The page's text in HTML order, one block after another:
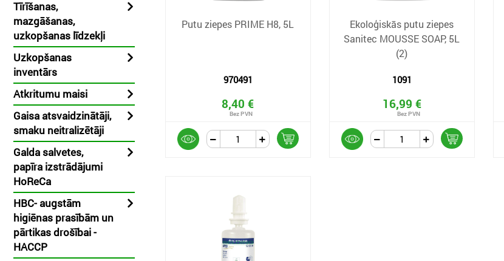
Tīrīšanas,
mazgāšanas,
uzkopšanas līdzekļi
Uzkopšanas
inventārs
Atkritumu maisi
Gaisa atsvaidzinātāji,
smaku neitralizētāji
Galda salvetes,
papīra izstrādājumi
HoReCa
HBC- augstām
higiēnas prasībām un
pārtikas drošībai -
HACCP
Putu ziepes PRIME H8, 5L
970491
8,40 €
Ekoloģiskās putu ziepes
Sanitec MOUSSE SOAP, 5L
(2)
1091
16,99 €